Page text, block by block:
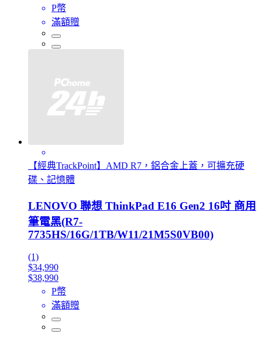
P幣
滿額贈
【經典TrackPoint】AMD R7，鋁合金上蓋，可擴充硬
碟、記憶體
LENOVO 聯想 ThinkPad E16 Gen2 16吋 商用
筆電黑(R7-
7735HS/16G/1TB/W11/21M5S0VB00)
(1)
$34,990
$38,990
P幣
滿額贈